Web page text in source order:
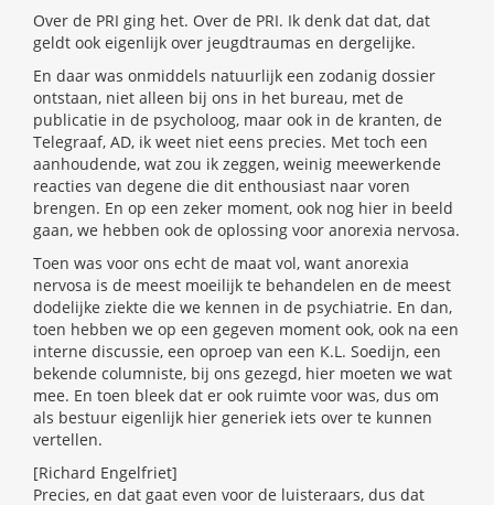
Over de PRI ging het. Over de PRI. Ik denk dat dat, dat
geldt ook eigenlijk over jeugdtraumas en dergelijke.
En daar was onmiddels natuurlijk een zodanig dossier
ontstaan, niet alleen bij ons in het bureau, met de
publicatie in de psycholoog, maar ook in de kranten, de
Telegraaf, AD, ik weet niet eens precies. Met toch een
aanhoudende, wat zou ik zeggen, weinig meewerkende
reacties van degene die dit enthousiast naar voren
brengen. En op een zeker moment, ook nog hier in beeld
gaan, we hebben ook de oplossing voor anorexia nervosa.
Toen was voor ons echt de maat vol, want anorexia
nervosa is de meest moeilijk te behandelen en de meest
dodelijke ziekte die we kennen in de psychiatrie. En dan,
toen hebben we op een gegeven moment ook, ook na een
interne discussie, een oproep van een K.L. Soedijn, een
bekende columniste, bij ons gezegd, hier moeten we wat
mee. En toen bleek dat er ook ruimte voor was, dus om
als bestuur eigenlijk hier generiek iets over te kunnen
vertellen.
[Richard Engelfriet]
Precies, en dat gaat even voor de luisteraars, dus dat